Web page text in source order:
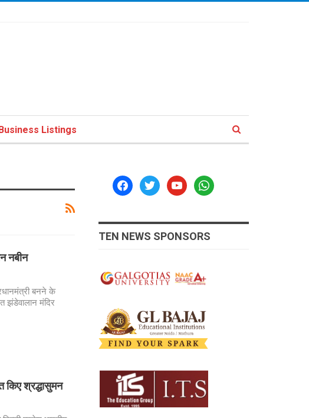
Listings
नबीन
बनने के
झंडेवालान मंदिर
किए श्रद्धासुमन
facebooktwitteryoutubewhatsapp
TEN NEWS SPONSORS